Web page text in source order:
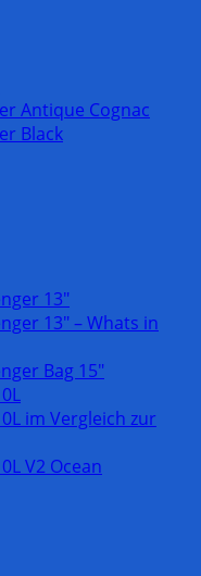
Antique Cognac
Black
13″
13″ – Whats in
Bag 15″
im Vergleich zur
V2 Ocean